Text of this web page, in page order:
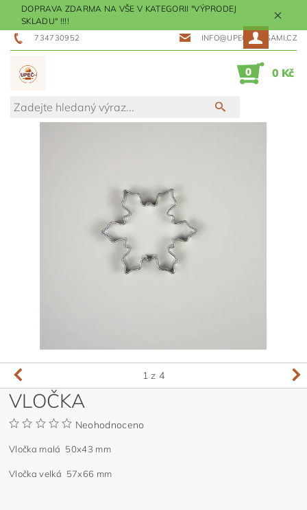
DOPRAVA ZDARMA NA VŠE V KATEGORII "VÝPRODEJ
SKLADU" !!!!
734730952 INFO@UPECMESISAMI.CZ
0 0 Kč
1 z 4
VLOČKA
Neohodnoceno
Vločka malá 50x43 mm
Vločka velká 57x66 mm